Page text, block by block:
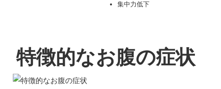
集中力低下
特徴的なお腹の症状